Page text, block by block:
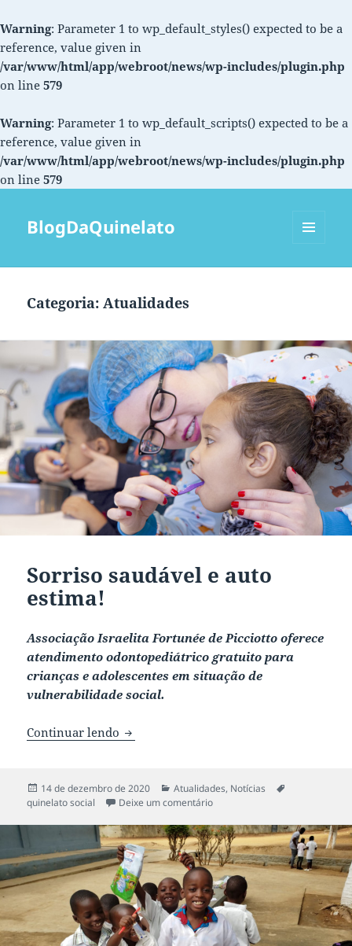
Warning: Parameter 1 to wp_default_styles() expected to be a
reference, value given in
/var/www/html/app/webroot/news/wp-includes/plugin.php
on line 579
Warning: Parameter 1 to wp_default_scripts() expected to be a
reference, value given in
/var/www/html/app/webroot/news/wp-includes/plugin.php
on line 579
BlogDaQuinelato
Categoria: Atualidades
Sorriso saudável e auto
estima!
Associação Israelita Fortunée de Picciotto oferece
atendimento odontopediátrico gratuito para
crianças e adolescentes em situação de
vulnerabilidade social.
Continuar lendo Sorriso saudável e auto estima!
Publicado
em
14 de dezembro de 2020 Categorias
Atualidades, Notícias
quinelato social
Deixe um comentário